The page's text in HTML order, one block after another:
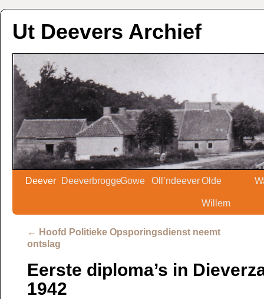
Ut Deevers Archief
Deever DeeverbroggeGowe Oll’ndeeverOlde
Willem
← Hoofd Politieke Opsporingsdienst neemt
ontslag
Eerste diploma’s in
1942